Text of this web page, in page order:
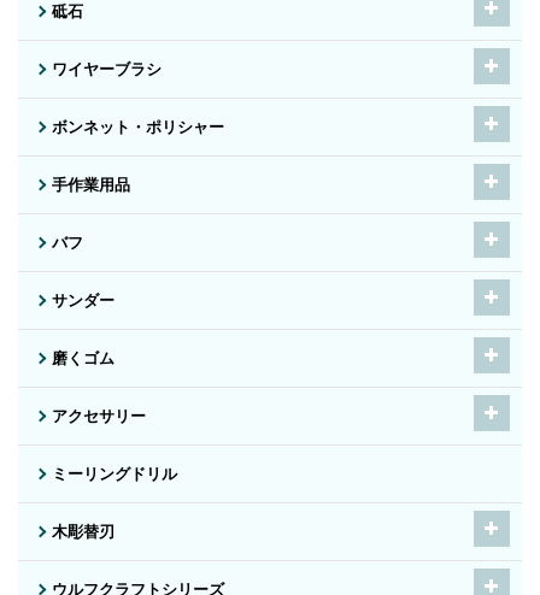
砥石
ワイヤーブラシ
ボンネット・ポリシャー
手作業用品
バフ
サンダー
磨くゴム
アクセサリー
ミーリングドリル
木彫替刃
ウルフクラフトシリーズ